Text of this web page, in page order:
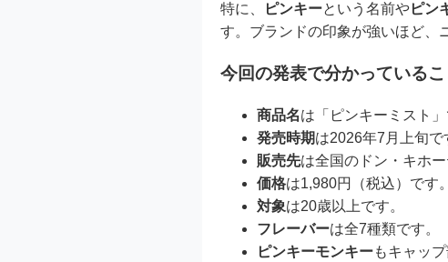
特に、 ピンキーという名前やピン
す。ブランドの印象が強いほど、
今回の発表で分かっているこ
商品名は「ピンキーミスト」
発売時期は2026年7月上旬で
販売先は全国のドン・キホー
価格は1,980円（税込）です。
対象は20歳以上です。
フレーバーは全7種類です。
ピンキーモンキーもキャッ